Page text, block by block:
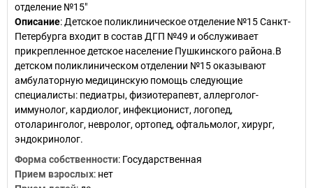
отделение №15"
Описание: Детское поликлиническое отделение №15 Санкт-
Петербурга входит в состав ДГП №49 и обслуживает
прикрепленное детское население Пушкинского района.В
детском поликлиническом отделении №15 оказывают
амбулаторную медицинскую помощь следующие
специалисты: педиатры, физиотерапевт, аллерголог-
иммунолог, кардиолог, инфекционист, логопед,
отоларинголог, невролог, ортопед, офтальмолог, хирург,
эндокринолог.
Форма собственности: Государственная
Прием взрослых: нет